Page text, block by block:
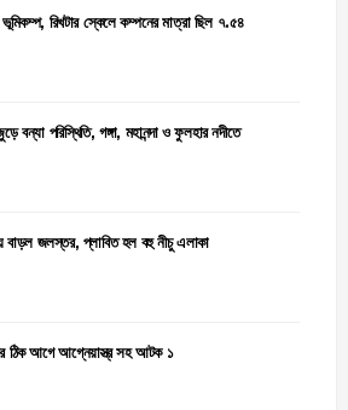
ভূমিকম্প, রিখটার স্কেলে কম্পনের মাত্রা ছিল ৭.৫৪
বন্যা পরিস্থিতি, গঙ্গা, মহানন্দা ও ফুলহার নদীতে
বাড়ল জলস্তর, প্লাবিত হল বহু নীচু এলাকা
ঠিক আগে আগ্নেয়াস্ত্র সহ আটক ১